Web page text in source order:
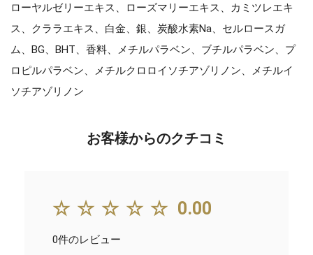
ローヤルゼリーエキス、ローズマリーエキス、カミツレエキ
ス、クララエキス、白金、銀、炭酸水素Na、セルロースガ
ム、BG、BHT、香料、メチルパラベン、ブチルパラベン、プ
ロピルパラベン、メチルクロロイソチアゾリノン、メチルイ
ソチアゾリノン
お客様からのクチコミ
☆☆☆☆☆ 0.00
0件のレビュー